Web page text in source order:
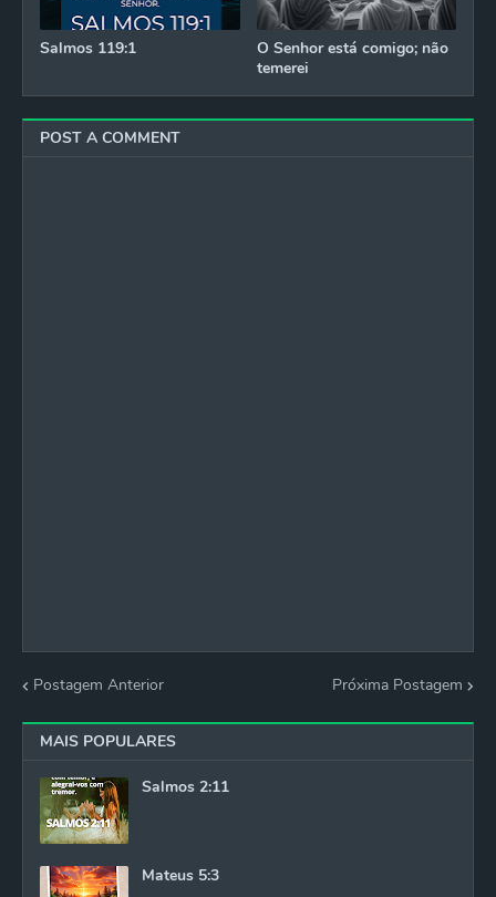
Salmos 119:1
O Senhor está comigo; não
temerei
POST A COMMENT
Postagem Anterior Próxima Postagem
MAIS POPULARES
Salmos 2:11
Mateus 5:3